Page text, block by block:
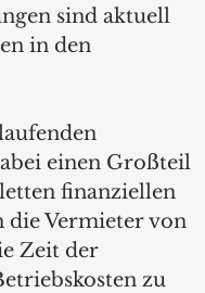
sind aktuell
in den
einen Großteil
finanziellen
Vermieter von
Zeit der
zu